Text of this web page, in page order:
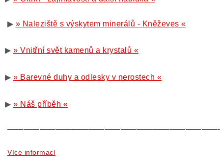
▶ » Naleziště s výskytem minerálů - Kněževes «
▶ » Vnitřní svět kamenů a krystalů «
▶ » Barevné duhy a odlesky v nerostech «
▶ » Náš příběh «
Více informací